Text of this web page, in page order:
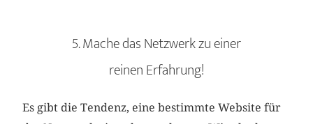
5. Mache das Netzwerk zu einer
reinen Erfahrung!
Es gibt die Tendenz, eine bestimmte Website für